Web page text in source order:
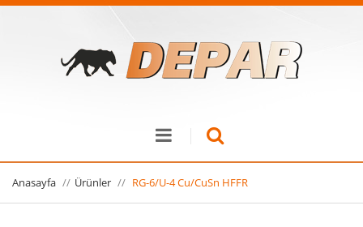
Anasayfa Ürünler RG-6/U-4 Cu/CuSn HFFR